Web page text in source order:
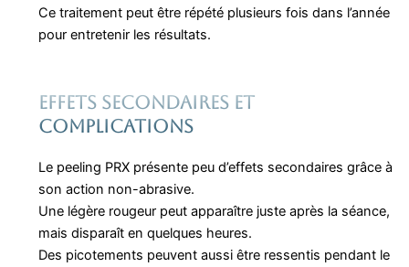
Ce traitement peut être répété plusieurs fois dans l’année
pour entretenir les résultats.
Effets secondaires ET
COMPLICATIONS
Le peeling PRX présente peu d’effets secondaires grâce à
son action non-abrasive.
Une légère rougeur peut apparaître juste après la séance,
mais disparaît en quelques heures.
Des picotements peuvent aussi être ressentis pendant le